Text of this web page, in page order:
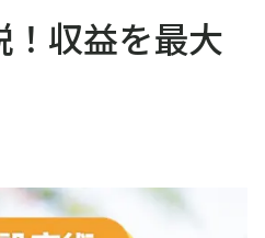
収益を最大